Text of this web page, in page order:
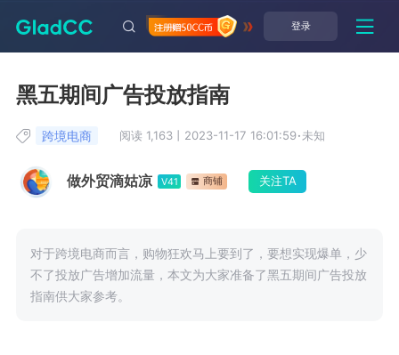
登录
黑五期间广告投放指南
做外贸滴姑凉 V41 商铺 关注TA
跨境电商 阅读 1,163 2023-11-17 16:01:59·未知
对于跨境电商而言，购物狂欢马上要到了，要想实现爆单，少
不了投放广告增加流量，本文为大家准备了黑五期间广告投放
指南供大家参考。